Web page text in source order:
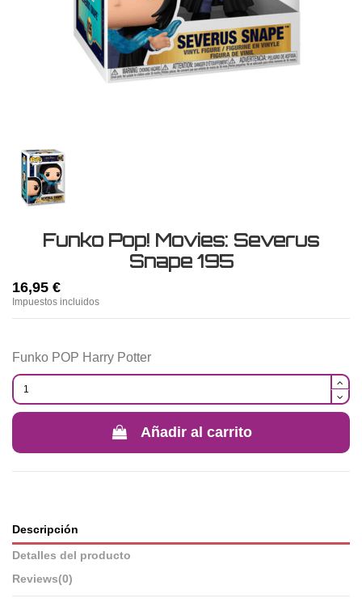
Funko Pop! Movies: Severus
Snape 195
16,95 €
Impuestos incluidos
Funko POP Harry Potter
Añadir al carrito
Descripción
Detalles del producto
Reviews(0)